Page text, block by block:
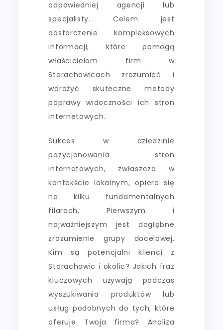
odpowiedniej agencji lub
specjalisty. Celem jest
dostarczenie kompleksowych
informacji, które pomogą
właścicielom firm w
Starachowicach zrozumieć i
wdrożyć skuteczne metody
poprawy widoczności ich stron
internetowych.
Sukces w dziedzinie
pozycjonowania stron
internetowych, zwłaszcza w
kontekście lokalnym, opiera się
na kilku fundamentalnych
filarach. Pierwszym i
najważniejszym jest dogłębne
zrozumienie grupy docelowej.
Kim są potencjalni klienci z
Starachowic i okolic? Jakich fraz
kluczowych używają podczas
wyszukiwania produktów lub
usług podobnych do tych, które
oferuje Twoja firma? Analiza